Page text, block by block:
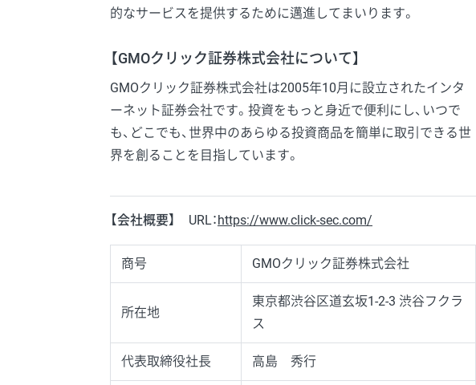
的なサービスを提供するために邁進してまいります。
【GMOクリック証券株式会社について】
GMOクリック証券株式会社は2005年10月に設立されたインタ
ーネット証券会社です。投資をもっと身近で便利にし、いつで
も、どこでも、世界中のあらゆる投資商品を簡単に取引できる世
界を創ることを目指しています。
【会社概要】 URL：https://www.click-sec.com/
商号 GMOクリック証券株式会社
所在地
東京都渋谷区道玄坂1-2-3 渋谷フクラ
ス
代表取締役社長 高島 秀行